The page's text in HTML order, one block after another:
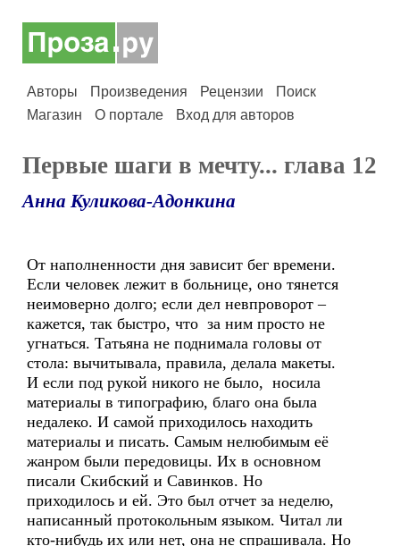
Авторы Произведения Рецензии
Поиск
Магазин
О портале Вход для авторов
Первые шаги в мечту... глава 12
Анна Куликова-Адонкина
От наполненности дня зависит бег времени.
Если человек лежит в больнице, оно тянется
неимоверно долго; если дел невпроворот –
кажется, так быстро, что за ним просто не
угнаться. Татьяна не поднимала головы от
стола: вычитывала, правила, делала макеты.
И если под рукой никого не было, носила
материалы в типографию, благо она была
недалеко. И самой приходилось находить
материалы и писать. Самым нелюбимым её
жанром были передовицы. Их в основном
писали Скибский и Савинков. Но
приходилось и ей. Это был отчет за неделю,
написанный протокольным языком. Читал ли
кто-нибудь их или нет, она не спрашивала. Но